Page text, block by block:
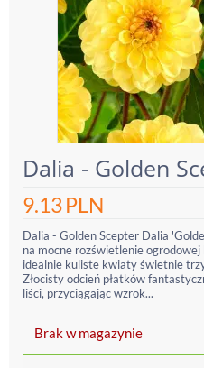
Dalia - Golden
9.13PLN
Dalia - Golden Scepter Dalia
na mocne rozświetlenie
idealnie kuliste kwiaty świetnie
Złocisty odcień płatków
liści, przyciągając wzrok...
Brak w magazynie